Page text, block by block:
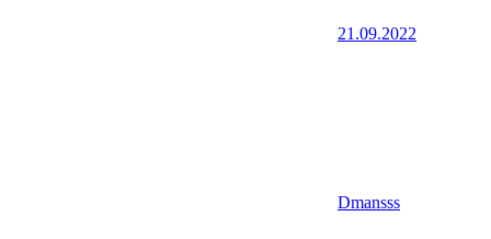
21.09.2022
Dmansss